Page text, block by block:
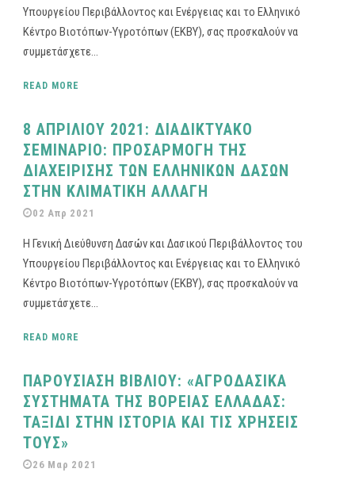
Υπουργείου Περιβάλλοντος και Ενέργειας και το Ελληνικό
Κέντρο Βιοτόπων-Υγροτόπων (ΕΚΒΥ), σας προσκαλούν να
συμμετάσχετε...
READ MORE
8 ΑΠΡΙΛΙΟΥ 2021: ΔΙΑΔΙΚΤΥΑΚΟ
ΣΕΜΙΝΑΡΙΟ: ΠΡΟΣΑΡΜΟΓΗ ΤΗΣ
ΔΙΑΧΕΙΡΙΣΗΣ ΤΩΝ ΕΛΛΗΝΙΚΩΝ ΔΑΣΩΝ
ΣΤΗΝ ΚΛΙΜΑΤΙΚΗ ΑΛΛΑΓΗ
02 Απρ 2021
Η Γενική Διεύθυνση Δασών και Δασικού Περιβάλλοντος του
Υπουργείου Περιβάλλοντος και Ενέργειας και το Ελληνικό
Κέντρο Βιοτόπων-Υγροτόπων (ΕΚΒΥ), σας προσκαλούν να
συμμετάσχετε...
READ MORE
ΠΑΡΟΥΣΙΑΣΗ ΒΙΒΛΙΟΥ: «ΑΓΡΟΔΑΣΙΚΑ
ΣΥΣΤΗΜΑΤΑ ΤΗΣ ΒΟΡΕΙΑΣ ΕΛΛΑΔΑΣ:
ΤΑΞΙΔΙ ΣΤΗΝ ΙΣΤΟΡΙΑ ΚΑΙ ΤΙΣ ΧΡΗΣΕΙΣ
ΤΟΥΣ»
26 Μαρ 2021